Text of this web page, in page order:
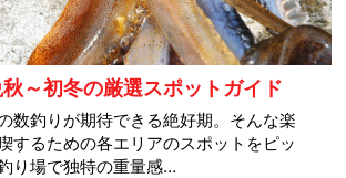
～初冬の厳選スポットガイド
数釣りが期待できる絶好期。そんな楽
するための各エリアのスポットをピッ
り場で独特の重量感…